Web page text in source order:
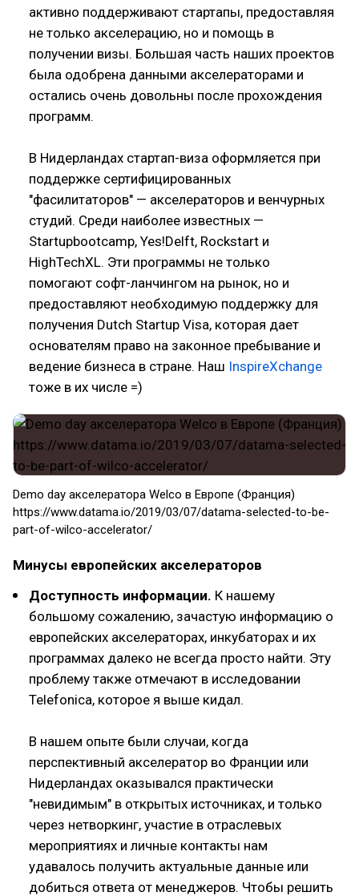
активно поддерживают стартапы, предоставляя
не только акселерацию, но и помощь в
получении визы. Большая часть наших проектов
была одобрена данными акселераторами и
остались очень довольны после прохождения
программ.
В Нидерландах стартап-виза оформляется при
поддержке сертифицированных
"фасилитаторов" — акселераторов и венчурных
студий. Среди наиболее известных —
Startupbootcamp, Yes!Delft, Rockstart и
HighTechXL. Эти программы не только
помогают софт-ланчингом на рынок, но и
предоставляют необходимую поддержку для
получения Dutch Startup Visa, которая дает
основателям право на законное пребывание и
ведение бизнеса в стране. Наш InspireXchange
тоже в их числе =)
Demo day акселератора Welco в Eвропе (Франция)
https://www.datama.io/2019/03/07/datama-selected-to-be-
part-of-wilco-accelerator/
Минусы европейских акселераторов
Доступность информации. К нашему
большому сожалению, зачастую информацию о
европейских акселераторах, инкубаторах и их
программах далеко не всегда просто найти. Эту
проблему также отмечают в исследовании
Telefonica, которое я выше кидал.
В нашем опыте были случаи, когда
перспективный акселератор во Франции или
Нидерландах оказывался практически
"невидимым" в открытых источниках, и только
через нетворкинг, участие в отраслевых
мероприятиях и личные контакты нам
удавалось получить актуальные данные или
добиться ответа от менеджеров. Чтобы решить